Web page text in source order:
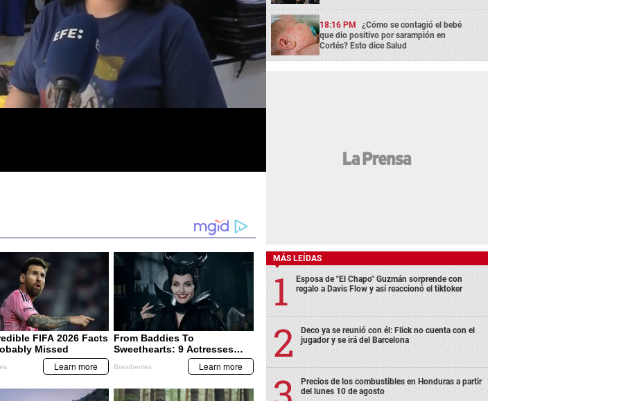
18:16 PM ¿Cómo se contagió el bebé
que dio positivo por sarampión en
Cortés? Esto dice Salud
MÁS LEÍDAS
Esposa de "El Chapo" Guzmán sorprende con
regalo a Davis Flow y así reaccionó el tiktoker
Deco ya se reunió con él: Flick no cuenta con el
jugador y se irá del Barcelona
Precios de los combustibles en Honduras a partir
del lunes 10 de agosto